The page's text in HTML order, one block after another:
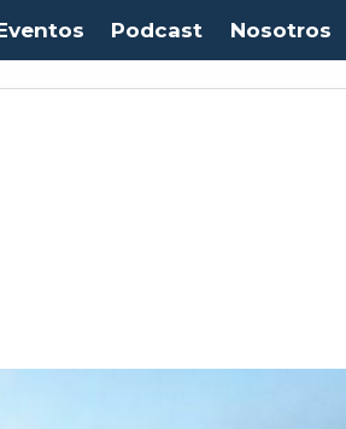
Podcast Nosotros